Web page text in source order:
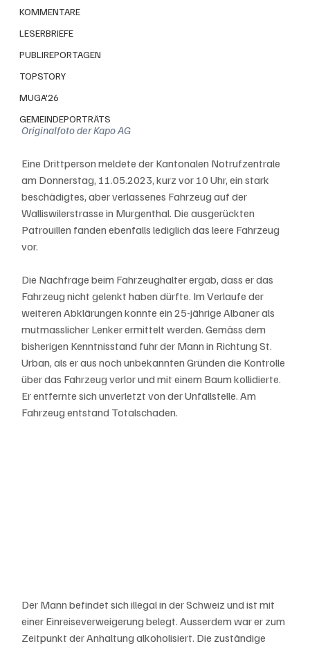
KOMMENTARE
LESERBRIEFE
PUBLIREPORTAGEN
TOPSTORY
MUGA'26
GEMEINDEPORTRÄTS
Originalfoto der Kapo AG
Eine Drittperson meldete der Kantonalen Notrufzentrale
am Donnerstag, 11.05.2023, kurz vor 10 Uhr, ein stark
beschädigtes, aber verlassenes Fahrzeug auf der
Walliswilerstrasse in Murgenthal. Die ausgerückten
Patrouillen fanden ebenfalls lediglich das leere Fahrzeug
vor.
Die Nachfrage beim Fahrzeughalter ergab, dass er das
Fahrzeug nicht gelenkt haben dürfte. Im Verlaufe der
weiteren Abklärungen konnte ein 25-jährige Albaner als
mutmasslicher Lenker ermittelt werden. Gemäss dem
bisherigen Kenntnisstand fuhr der Mann in Richtung St.
Urban, als er aus noch unbekannten Gründen die Kontrolle
über das Fahrzeug verlor und mit einem Baum kollidierte.
Er entfernte sich unverletzt von der Unfallstelle. Am
Fahrzeug entstand Totalschaden.
Der Mann befindet sich illegal in der Schweiz und ist mit
einer Einreiseverweigerung belegt. Ausserdem war er zum
Zeitpunkt der Anhaltung alkoholisiert. Die zuständige